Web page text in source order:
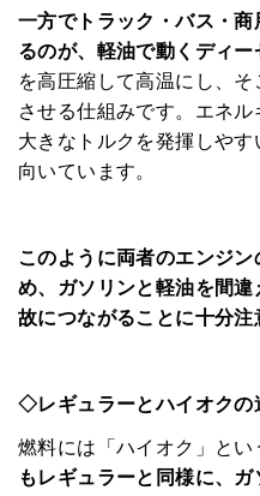
みん
マ
ペ
定額リース
運
一方でトラック・バス・
るのが、軽油で動くディー
を高圧縮して高温にし、
させる仕組みです。エネ
大きなトルクを発揮しや
向いています。
このように両者のエンジ
め、ガソリンと軽油を間
故につながることに十分注
◇レギュラーとハイオクの
燃料には「ハイオク」と
もレギュラーと同様に、